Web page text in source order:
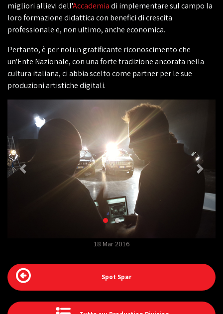
migliori allievi dell'Accademiadi implementare sul campo la
loro formazione didattica con benefici di crescita
professionale e, non ultimo, anche economica.
Pertanto, è per noi un gratificante riconoscimento che
un'Ente Nazionale, con una forte tradizione ancorata nella
cultura italiana, ci abbia scelto come partner per le sue
produzioni artistiche digitali.
18 Mar 2016
Spot Spar